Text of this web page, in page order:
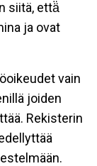
siitä, että̈
ja ovat
vain
joiden
Rekisterin